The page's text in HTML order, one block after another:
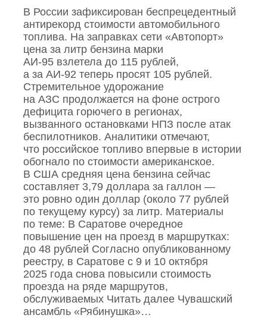
В России зафиксирован беспрецедентный
антирекорд стоимости автомобильного
топлива. На заправках сети «Автопорт»
цена за литр бензина марки
АИ‑95 взлетела до 115 рублей,
а за АИ‑92 теперь просят 105 рублей.
Стремительное удорожание
на АЗС продолжается на фоне острого
дефицита горючего в регионах,
вызванного остановками НПЗ после атак
беспилотников. Аналитики отмечают,
что российское топливо впервые в истории
обогнало по стоимости американское.
В США средняя цена бензина сейчас
составляет 3,79 доллара за галлон —
это ровно один доллар (около 77 рублей
по текущему курсу) за литр. Материалы
по теме: В Саратове очередное
повышение цен на проезд в маршрутках:
до 48 рублей Согласно опубликованному
реестру, в Саратове с 9 и 10 октября
2025 года снова повысили стоимость
проезда на ряде маршрутов,
обслуживаемых Читать далее Чувашский
ансамбль «Рябинушка»…